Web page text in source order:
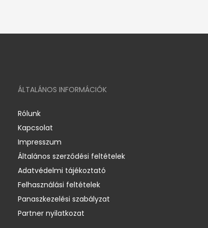
ÁLTALÁNOS INFORMÁCIÓK
Rólunk
Kapcsolat
Impresszum
Általános szerződési feltételek
Adatvédelmi tájékoztató
Felhasználási feltételek
Panaszkezelési szabályzat
Partner nyilatkozat